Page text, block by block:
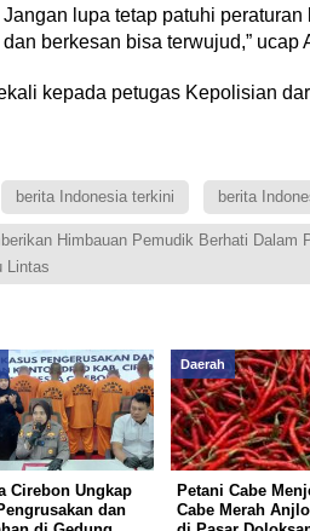
lupa tetap patuhi
berkesan bisa terwujud,” ucap
kepada petugas Kepolisian
berita Indonesia terkini berita
Himbauan Pemudik Berhati Dalam
Lintas
Cirebon Ungkap
dan
Daerah
Petani Cabe
Cabe Merah